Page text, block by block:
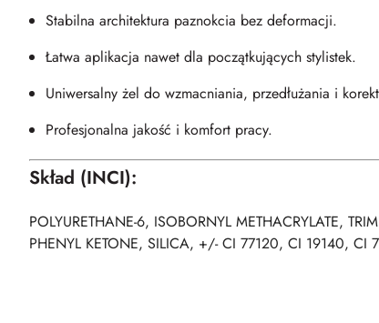
Stabilna architektura paznokcia bez deformacji.
Łatwa aplikacja nawet dla początkujących stylistek.
Uniwersalny żel do wzmacniania, przedłużania i
Profesjonalna jakość i komfort pracy.
Skład (INCI):
POLYURETHANE-6, ISOBORNYL METHACRYLATE,
PHENYL KETONE, SILICA, +/- CI 77120, CI 19140,